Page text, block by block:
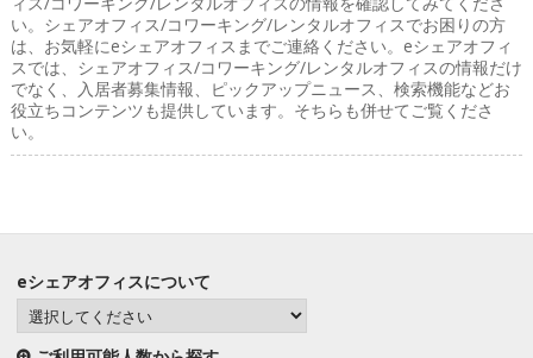
い。シェアオフィス/コワーキング/レンタルオフィスでお困りの方
は、お気軽にeシェアオフィスまでご連絡ください。eシェアオフィ
スでは、シェアオフィス/コワーキング/レンタルオフィスの情報だけ
でなく、入居者募集情報、ピックアップニュース、検索機能などお
役立ちコンテンツも提供しています。そちらも併せてご覧くださ
い。
eシェアオフィスについて